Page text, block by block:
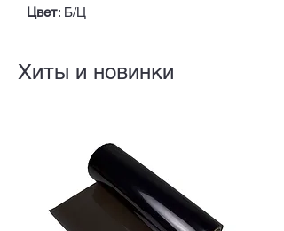
Цвет: Б/Ц
Хиты и новинки